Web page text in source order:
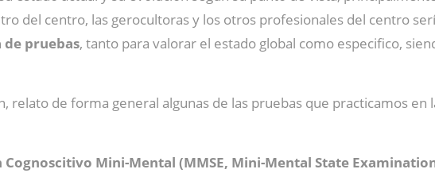
del centro, las gerocultoras y los otros profesionales del centro
pruebas, tanto para valorar el estado global como especifico,
relato de forma general algunas de las pruebas que practicamos
Cognoscitivo Mini-Mental (MMSE, Mini-Mental State